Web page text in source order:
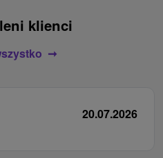
klienci
20.07.2026